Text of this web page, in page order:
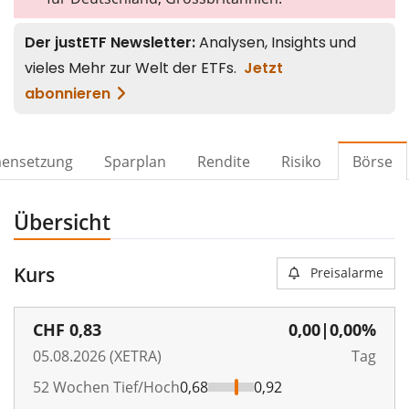
Sparplan Rendite Risiko Börse
Übersicht
Kurs Preisalarme
CHF 0,83
05.08.2026 (XETRA)
0,00|0,00%
Tag
52 Wochen Tief/Hoch0,68 0,92